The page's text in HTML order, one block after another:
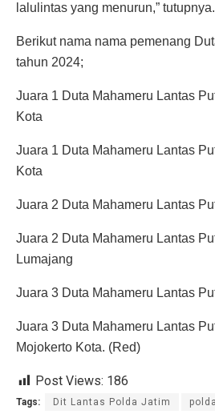
lalulintas yang menurun,” tutupnya.
Berikut nama nama pemenang
tahun 2024;
Juara 1 Duta Mahameru Lantas
Kota
Juara 1 Duta Mahameru Lantas
Kota
Juara 2 Duta Mahameru Lantas
Juara 2 Duta Mahameru Lantas
Lumajang
Juara 3 Duta Mahameru Lantas
Juara 3 Duta Mahameru Lantas
Mojokerto Kota. (Red)
Post Views: 186
Tags: Dit Lantas Polda Jatim